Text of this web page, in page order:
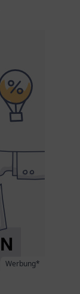
Werbung*